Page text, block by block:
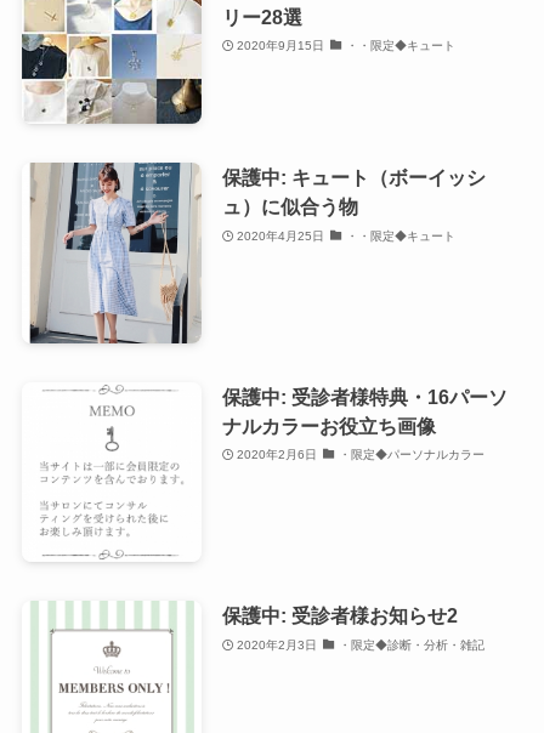
リー28選
2020年9月15日 ・・限定◆キュート
保護中: キュート（ボーイッシ
ュ）に似合う物
2020年4月25日 ・・限定◆キュート
保護中: 受診者様特典・16パーソ
ナルカラーお役立ち画像
2020年2月6日 ・限定◆パーソナルカラー
保護中: 受診者様お知らせ2
2020年2月3日 ・限定◆診断・分析・雑記